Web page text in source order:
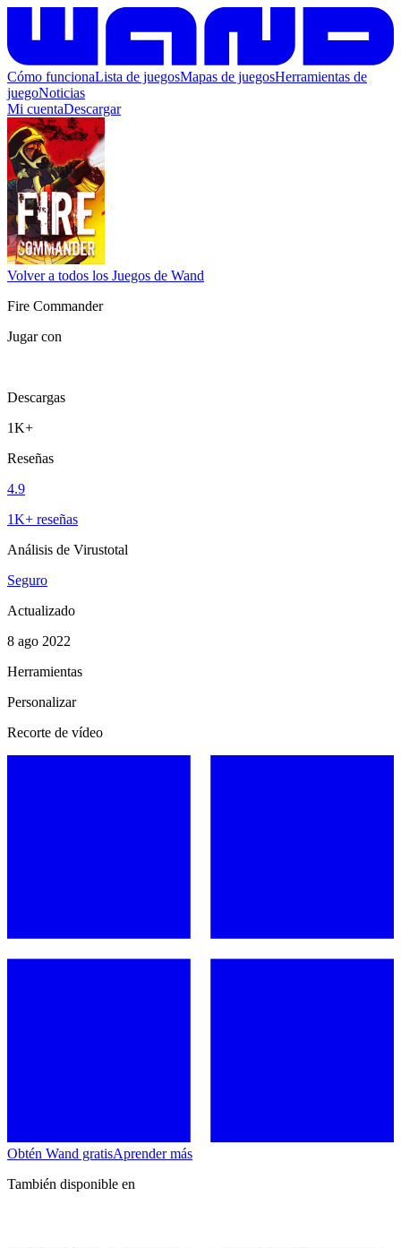
Cómo funcionaLista de juegosMapas de juegosHerramientas de
juegoNoticias
Mi cuentaDescargar
Volver a todos los Juegos de Wand
Fire Commander
Jugar con
Descargas
1K+
Reseñas
4.9
1K+ reseñas
Análisis de Virustotal
Seguro
Actualizado
8 ago 2022
Herramientas
Personalizar
Recorte de vídeo
Obtén Wand gratisAprender más
También disponible en